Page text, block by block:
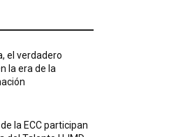
el verdadero
la era de la
la ECC participan